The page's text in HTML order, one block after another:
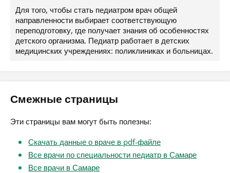
Для того, чтобы стать педиатром врач общей
направленности выбирает соответствующую
переподготовку, где получает знания об особенностях
детского организма. Педиатр работает в детских
медицинских учреждениях: поликлиниках и больницах.
Смежные страницы
Эти страницы вам могут быть полезны:
Скачать данные о враче в pdf-файле
Все врачи по специальности педиатр в Самаре
Все врачи в Самаре